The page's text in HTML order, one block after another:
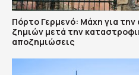
Πόρτο Γερμενό: Μάχη για
ζημιών μετά την
αποζημιώσεις